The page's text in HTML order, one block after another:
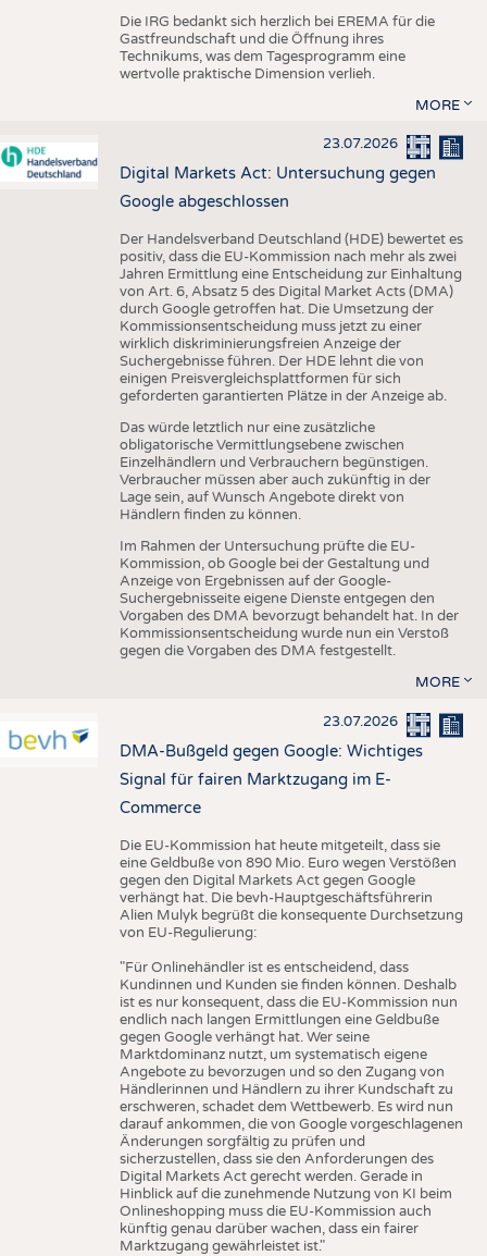
Die IRG bedankt sich herzlich bei EREMA für die
Gastfreundschaft und die Öffnung ihres
Technikums, was dem Tagesprogramm eine
wertvolle praktische Dimension verlieh.
MORE
23.07.2026
Digital Markets Act: Untersuchung gegen
Google abgeschlossen
Der Handelsverband Deutschland (HDE) bewertet es
positiv, dass die EU-Kommission nach mehr als zwei
Jahren Ermittlung eine Entscheidung zur Einhaltung
von Art. 6, Absatz 5 des Digital Market Acts (DMA)
durch Google getroffen hat. Die Umsetzung der
Kommissionsentscheidung muss jetzt zu einer
wirklich diskriminierungsfreien Anzeige der
Suchergebnisse führen. Der HDE lehnt die von
einigen Preisvergleichsplattformen für sich
geforderten garantierten Plätze in der Anzeige ab.
Das würde letztlich nur eine zusätzliche
obligatorische Vermittlungsebene zwischen
Einzelhändlern und Verbrauchern begünstigen.
Verbraucher müssen aber auch zukünftig in der
Lage sein, auf Wunsch Angebote direkt von
Händlern finden zu können.
Im Rahmen der Untersuchung prüfte die EU-
Kommission, ob Google bei der Gestaltung und
Anzeige von Ergebnissen auf der Google-
Suchergebnisseite eigene Dienste entgegen den
Vorgaben des DMA bevorzugt behandelt hat. In der
Kommissionsentscheidung wurde nun ein Verstoß
gegen die Vorgaben des DMA festgestellt.
MORE
23.07.2026
DMA-Bußgeld gegen Google: Wichtiges
Signal für fairen Marktzugang im E-
Commerce
Die EU-Kommission hat heute mitgeteilt, dass sie
eine Geldbuße von 890 Mio. Euro wegen Verstößen
gegen den Digital Markets Act gegen Google
verhängt hat. Die bevh-Hauptgeschäftsführerin
Alien Mulyk begrüßt die konsequente Durchsetzung
von EU-Regulierung:
"Für Onlinehändler ist es entscheidend, dass
Kundinnen und Kunden sie finden können. Deshalb
ist es nur konsequent, dass die EU-Kommission nun
endlich nach langen Ermittlungen eine Geldbuße
gegen Google verhängt hat. Wer seine
Marktdominanz nutzt, um systematisch eigene
Angebote zu bevorzugen und so den Zugang von
Händlerinnen und Händlern zu ihrer Kundschaft zu
erschweren, schadet dem Wettbewerb. Es wird nun
darauf ankommen, die von Google vorgeschlagenen
Änderungen sorgfältig zu prüfen und
sicherzustellen, dass sie den Anforderungen des
Digital Markets Act gerecht werden. Gerade in
Hinblick auf die zunehmende Nutzung von KI beim
Onlineshopping muss die EU-Kommission auch
künftig genau darüber wachen, dass ein fairer
Marktzugang gewährleistet ist."